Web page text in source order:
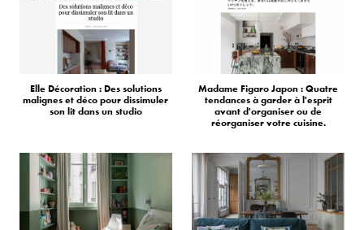
Elle Décoration : Des solutions
malignes et déco pour dissimuler
son lit dans un studio
Madame Figaro Japon : Quatre
tendances à garder à l'esprit
avant d'organiser ou de
réorganiser votre cuisine.